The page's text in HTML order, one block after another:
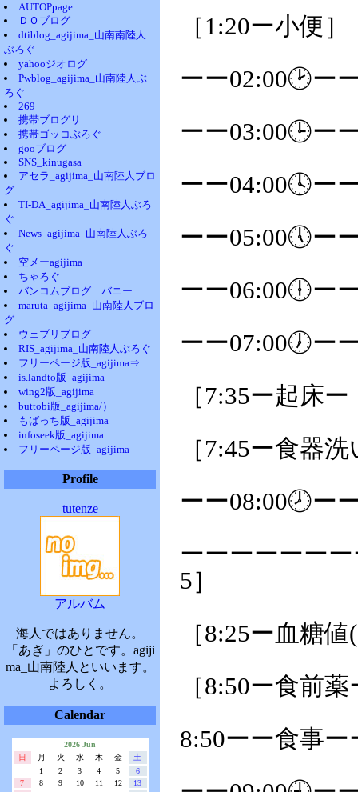
AUTOPpage
ＤＯブログ
dtiblog_agijima_山南南陸人
ぶろぐ
yahooジオログ
Pwblog_agijima_山南陸人ぶ
ろぐ
269
携帯ブログリ
携帯ゴッコぶろぐ
gooブログ
SNS_kinugasa
アセラ_agijima_山南陸人ブロ
グ
TI-DA_agijima_山南陸人ぶろ
ぐ
News_agijima_山南陸人ぶろ
ぐ
空メーagijima
ちゃろぐ
バンコムブログ バニー
maruta_agijima_山南陸人ブロ
グ
ウェブリブログ
RIS_agijima_山南陸人ぶろぐ
フリーページ版_agijima⇒
is.landto版_agijima
wing2版_agijima
buttobi版_agijima/）
もばっち版_agijima
infoseek版_agijima
フリーページ版_agijima
Profile
tutenze
アルバム
海人ではありません。
「あぎ」のひとです。agiji
ma_山南陸人といいます。
よろしく。
Calendar
2026 Jun
日
月 火 水 木 金
土
1
2 3 4 5
6
7
8 9 10 11 12
13
［1:20ー小便］
ーー02:00🕑ー
ーー03:00🕒ー
ーー04:00🕓ー
ーー05:00🕔ー
ーー06:00🕕ー
ーー07:00🕖ー
［7:35ー起床
［7:45ー食器
ーー08:00🕗ー
ーーーーーー
5］
［8:25ー血糖
［8:50ー食前
8:50ーー食事